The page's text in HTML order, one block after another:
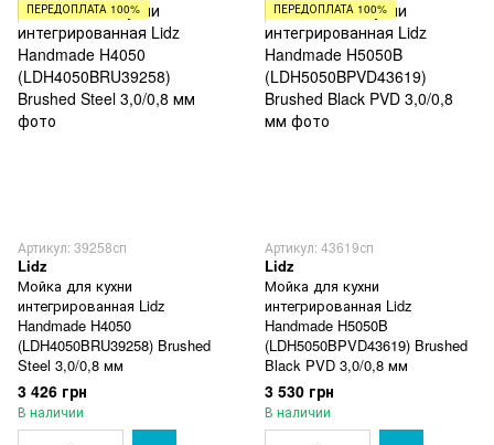
ПЕРЕДОПЛАТА 100%
Артикул: 39258сп
Lidz
Мойка для кухни
интегрированная Lidz
Handmade H4050
(LDH4050BRU39258) Brushed
Steel 3,0/0,8 мм
3 426 грн
В наличии
ПЕРЕДОПЛАТА 100%
Артикул: 43619сп
Lidz
Мойка для кухни
интегрированная Lidz
Handmade H5050B
(LDH5050BPVD43619) Brushed
Black PVD 3,0/0,8 мм
3 530 грн
В наличии